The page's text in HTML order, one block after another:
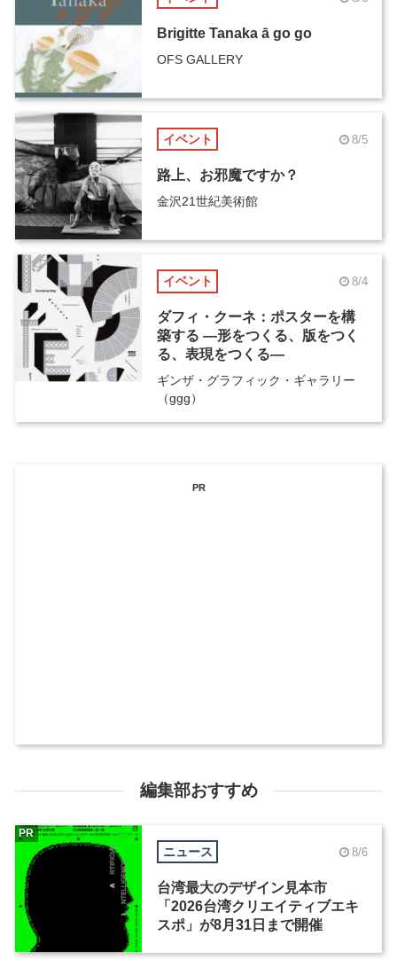
Brigitte Tanaka ā go go
OFS GALLERY
イベント 8/5
路上、お邪魔ですか？
金沢21世紀美術館
イベント 8/4
ダフィ・クーネ：ポスターを構
築する ―形をつくる、版をつく
る、表現をつくる―
ギンザ・グラフィック・ギャラリー
（ggg）
PR
編集部おすすめ
ニュース 8/6
台湾最大のデザイン見本市
「2026台湾クリエイティブエキ
スポ」が8月31日まで開催
PR